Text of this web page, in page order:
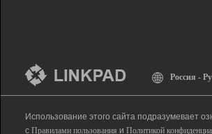
Россия -
Использование этого сайта подразумевает
с Правилами пользования и Политикой